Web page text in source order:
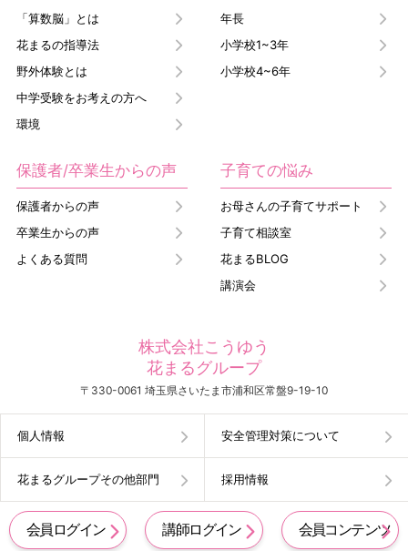
「算数脳」とは
花まるの指導法
野外体験とは
中学受験をお考えの方へ
環境
年長
小学校1~3年
小学校4~6年
保護者/卒業生からの声
保護者からの声
卒業生からの声
よくある質問
子育ての悩み
お母さんの子育てサポート
子育て相談室
花まるBLOG
講演会
株式会社こうゆう
花まるグループ
〒330-0061 埼玉県さいたま市浦和区常盤9-19-10
個人情報 安全管理対策について
花まるグループその他部門 採用情報
会員ログイン 講師ログイン 会員コンテンツ